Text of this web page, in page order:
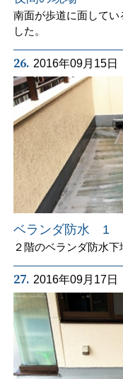
南面が歩道に面して
した。
26. 2016年09月15日
ベランダ防水 1
２階のベランダ防水下
27. 2016年09月17日